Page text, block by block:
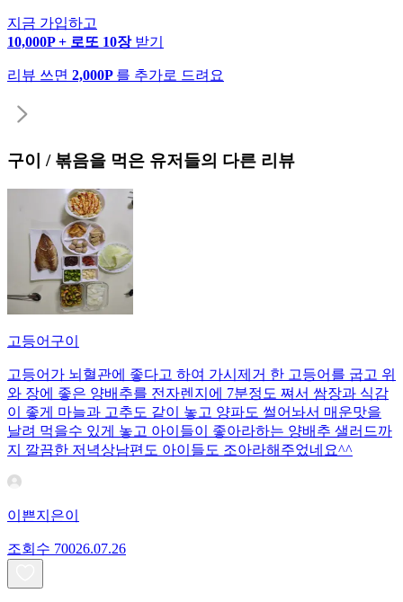
지금 가입하고
10,000P + 로또 10장 받기
리뷰 쓰면 2,000P 를 추가로 드려요
구이 / 볶음을 먹은 유저들의 다른 리뷰
고등어구이
고등어가 뇌혈관에 좋다고 하여 가시제거 한 고등어를 굽고 위
와 장에 좋은 양배추를 전자렌지에 7분정도 쪄서 쌈장과 식감
이 좋게 마늘과 고추도 같이 놓고 양파도 썰어놔서 매운맛을
날려 먹을수 있게 놓고 아이들이 좋아라하는 양배추 샐러드까
지 깔끔한 저녁상남편도 아이들도 조아라해주었네요^^
이쁜지은이
조회수 70026.07.26